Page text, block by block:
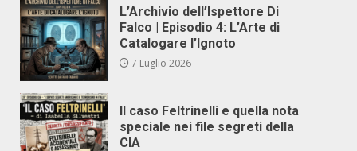
L’Archivio dell’Ispettore Di
Falco | Episodio 4: L’Arte di
Catalogare l’Ignoto
7 Luglio 2026
Il caso Feltrinelli e quella nota
speciale nei file segreti della
CIA